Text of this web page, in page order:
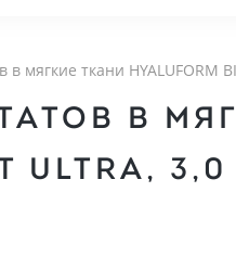
мягкие ткани HYALUFORM
В
ULTRA,